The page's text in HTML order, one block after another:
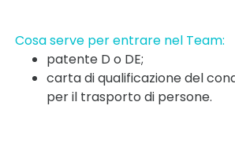
Cosa serve per entrare nel Team:
patente D o DE;
carta di qualificazione del
per il trasporto di persone.